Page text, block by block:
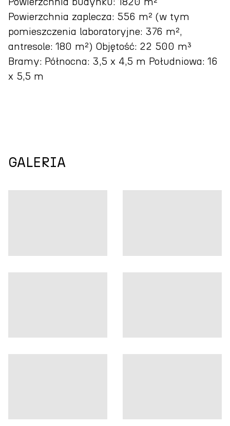
Powierzchnia budynku: 1820 m²
Powierzchnia zaplecza: 556 m² (w tym
pomieszczenia laboratoryjne: 376 m²,
antresole: 180 m²) Objętość: 22 500 m³
Bramy: Północna: 3,5 x 4,5 m Południowa: 16
x 5,5 m
GALERIA